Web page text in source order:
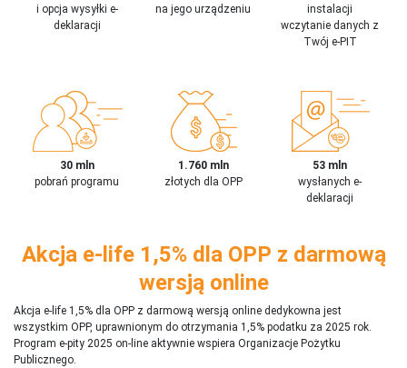
i opcja wysyłki e-
deklaracji
na jego urządzeniu
instalacji
wczytanie danych z
Twój e-PIT
30 mln
pobrań programu
1.760 mln
złotych dla OPP
53 mln
wysłanych e-
deklaracji
Akcja e-life 1,5% dla OPP z darmową
wersją online
Akcja e-life 1,5% dla OPP z darmową wersją online dedykowna jest
wszystkim OPP, uprawnionym do otrzymania 1,5% podatku za 2025 rok.
Program e-pity 2025 on-line aktywnie wspiera Organizacje Pożytku
Publicznego.